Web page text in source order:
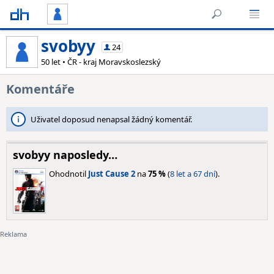
svobyy
24
50 let • ČR - kraj Moravskoslezský
Komentáře
Uživatel doposud nenapsal žádný komentář.
svobyy naposledy…
Ohodnotil Just Cause 2 na75 %(8 let a 67 dní).